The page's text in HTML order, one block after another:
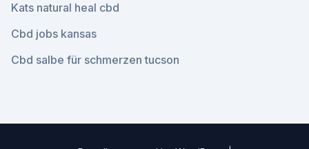
Kats natural heal cbd
Cbd jobs kansas
Cbd salbe für schmerzen tucson